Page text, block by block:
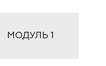
МОДУЛЬ 1